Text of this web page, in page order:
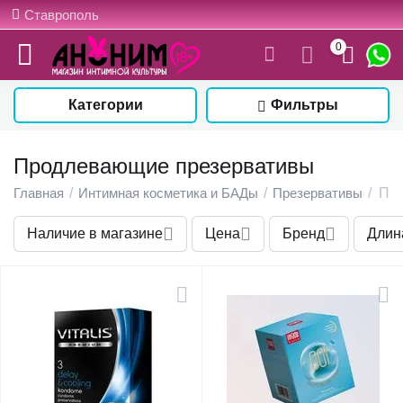
Ставрополь
0
Категории Фильтры
Продлевающие презервативы
Главная / Интимная косметика и БАДы / Презервативы /
Наличие в магазине Цена Бренд